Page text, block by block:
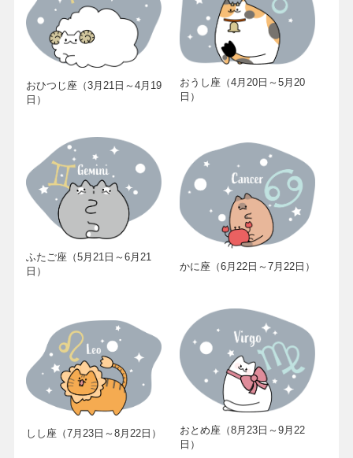
おひつじ座（3月21日～4月19
日）
おうし座（4月20日～5月20
日）
ふたご座（5月21日～6月21
日）
かに座（6月22日～7月22日）
しし座（7月23日～8月22日）
おとめ座（8月23日～9月22
日）